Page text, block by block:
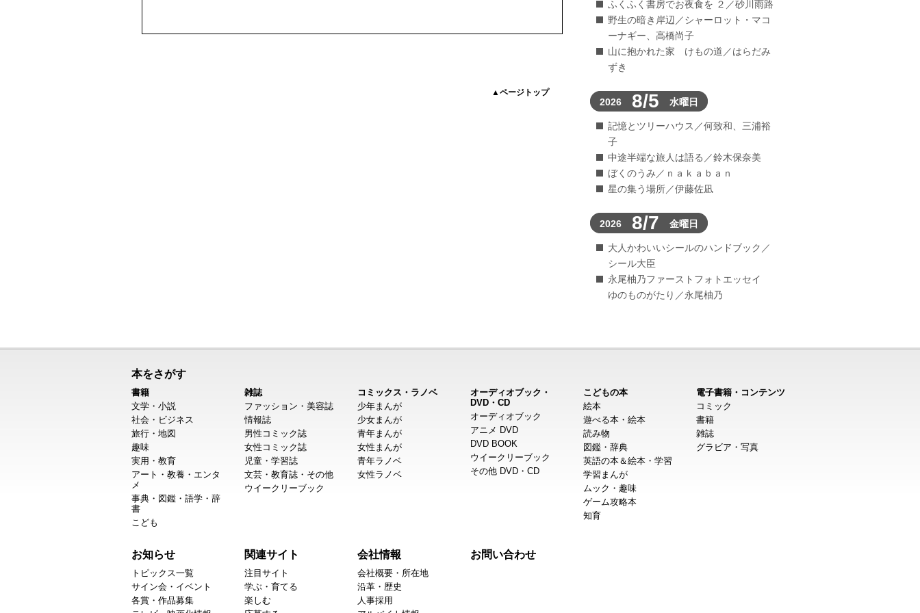
▲ページトップ
ふくふく書房でお夜食を ２／砂川雨路
野生の暗き岸辺／シャーロット・マコ
ーナギー、高橋尚子
山に抱かれた家 けもの道／はらだみ
ずき
2026 8/5 水曜日
記憶とツリーハウス／何致和、三浦裕
子
中途半端な旅人は語る／鈴木保奈美
ぼくのうみ／ｎａｋａｂａｎ
星の集う場所／伊藤佐凪
2026 8/7 金曜日
大人かわいいシールのハンドブック／
シール大臣
永尾柚乃ファーストフォトエッセイ
ゆのものがたり／永尾柚乃
本をさがす
書籍
文学・小説
社会・ビジネス
旅行・地図
趣味
実用・教育
アート・教養・エンタ
メ
事典・図鑑・語学・辞
書
こども
雑誌
ファッション・美容誌
情報誌
男性コミック誌
女性コミック誌
児童・学習誌
文芸・教育誌・その他
ウイークリーブック
コミックス・ラノベ
少年まんが
少女まんが
青年まんが
女性まんが
青年ラノベ
女性ラノベ
オーディオブック・
DVD・CD
オーディオブック
アニメ DVD
DVD BOOK
ウイークリーブック
その他 DVD・CD
こどもの本
絵本
遊べる本・絵本
読み物
図鑑・辞典
英語の本＆絵本・学習
学習まんが
ムック・趣味
ゲーム攻略本
知育
電子書籍・コンテンツ
コミック
書籍
雑誌
グラビア・写真
お知らせ
トピックス一覧
サイン会・イベント
各賞・作品募集
関連サイト
注目サイト
学ぶ・育てる
楽しむ
会社情報
会社概要・所在地
沿革・歴史
人事採用
お問い合わせ